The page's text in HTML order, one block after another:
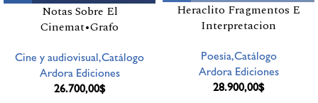
Notas Sobre El
Cinemat•Grafo
Cine y audiovisual,Catálogo
Ardora Ediciones
26.700,00$
Heraclito Fragmentos E
Interpretacion
Poesía,Catálogo
Ardora Ediciones
28.900,00$